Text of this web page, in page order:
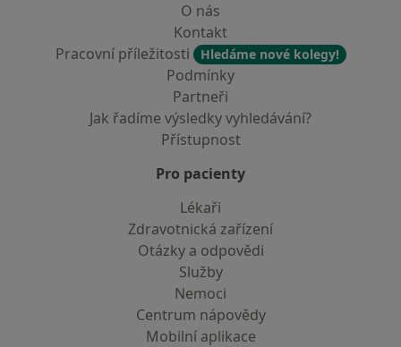
O nás
Kontakt
Pracovní příležitosti
Hledáme nové kolegy!
Podmínky
Partneři
Jak řadíme výsledky vyhledávání?
Přístupnost
Pro pacienty
Lékaři
Zdravotnická zařízení
Otázky a odpovědi
Služby
Nemoci
Centrum nápovědy
Mobilní aplikace